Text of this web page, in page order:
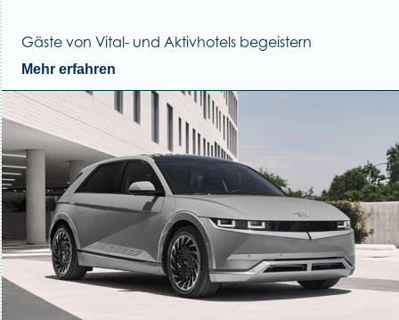
Gäste von Vital- und Aktivhotels begeistern
Mehr erfahren